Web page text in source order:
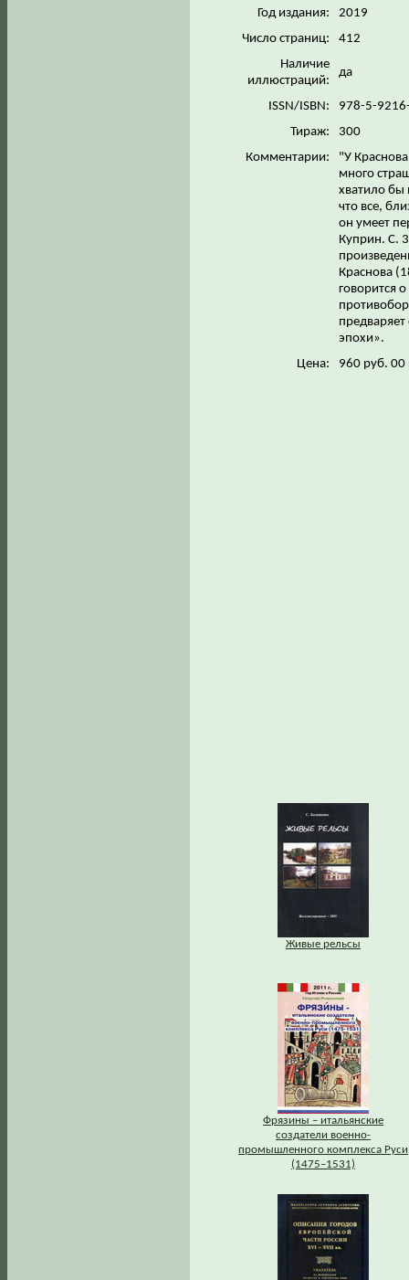
Год издания:
2019
Число страниц:
412
Наличие
иллюстраций:
да
ISSN/ISBN:
978-5-
Тираж:
300
Комментарии:
"У
много
хватило бы
что все,
он умеет
Куприн. С.
Краснова
говорится
эпохи».
Цена:
960 руб. 00
Живые рельсы
Фрязины – итальянские
создатели военно-
промышленного комплекса Руси
(1475–1531)